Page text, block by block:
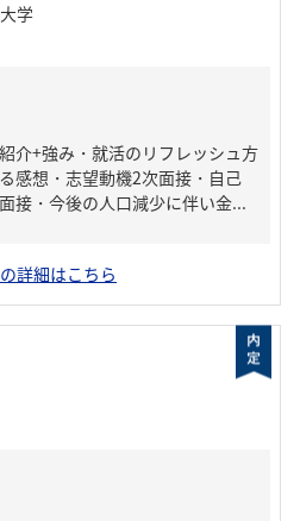
学
介+強み・就活のリフレッシュ方
感想・志望動機2次面接・自己
接・今後の人口減少に伴い金...
詳細はこちら